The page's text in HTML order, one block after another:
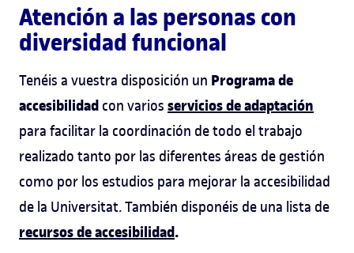
Atención a las personas con
diversidad funcional
Tenéis a vuestra disposición un Programa de
accesibilidad con varios servicios de adaptación
para facilitar la coordinación de todo el trabajo
realizado tanto por las diferentes áreas de gestión
como por los estudios para mejorar la accesibilidad
de la Universitat. También disponéis de una lista de
recursos de accesibilidad.